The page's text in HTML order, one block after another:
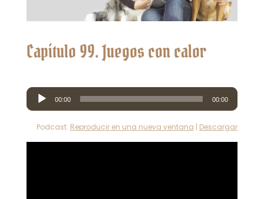
Capítulo 99. Juegos con calor
Reproductor
de
audio
00:00 00:00
Podcast: Reproducir en una nueva ventana | Descargar